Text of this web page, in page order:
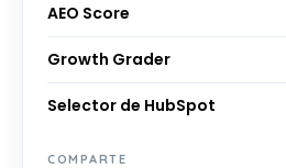
AEO Score
Growth Grader
Selector de HubSpot
COMPARTE